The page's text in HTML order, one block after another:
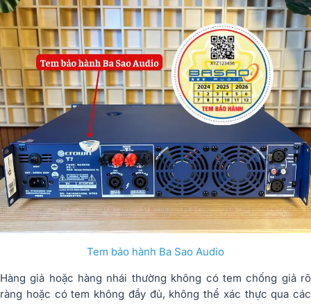
Tem bảo hành Ba Sao Audio
Hàng giả hoặc hàng nhái thường không có tem chống giả rõ
ràng hoặc có tem không đầy đủ, không thể xác thực qua các